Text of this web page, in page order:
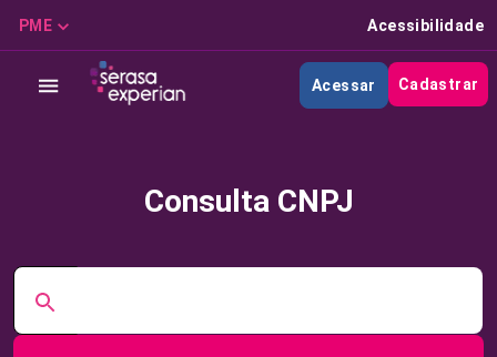
PME Acessibilidade
Acessar Cadastrar
Consulta CNPJ